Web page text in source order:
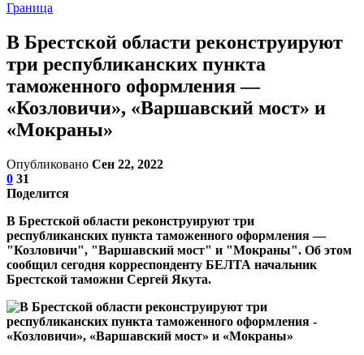
Граница
В Брестской области реконструируют
три республиканских пункта
таможенного оформления —
«Козловичи», «Варшавский мост» и
«Мокраны»
Опубликовано Сен 22, 2022
0 31
Поделится
В Брестской области реконструируют три
республиканских пункта таможенного оформления —
"Козловичи", "Варшавский мост" и "Мокраны". Об этом
сообщил сегодня корреспонденту БЕЛТА начальник
Брестской таможни Сергей Якута.